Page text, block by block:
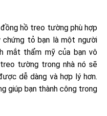
hồ treo tường phù hợp
chứng tỏ bạn là một người
mắt thẩm mỹ của bạn vô
tường trong nhà nó sẽ
dễ dàng và hợp lý hơn.
giúp bạn thành công trong